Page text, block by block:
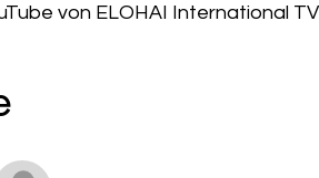
von ELOHAI International TV